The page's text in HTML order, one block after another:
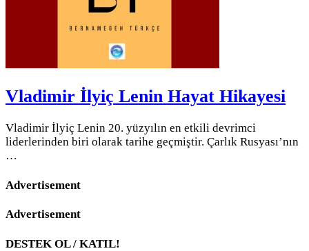
Vladimir İlyiç Lenin Hayat Hikayesi
Vladimir İlyiç Lenin 20. yüzyılın en etkili devrimci
liderlerinden biri olarak tarihe geçmiştir. Çarlık Rusyası’nın
…
Advertisement
Advertisement
DESTEK OL / KATIL!